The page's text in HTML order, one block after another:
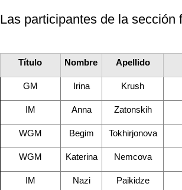
Las participantes de la sección
Título Nombre Apellido
GM Irina Krush
IM Anna Zatonskih
WGM Begim Tokhirjonova
WGM Katerina Nemcova
IM Nazi Paikidze